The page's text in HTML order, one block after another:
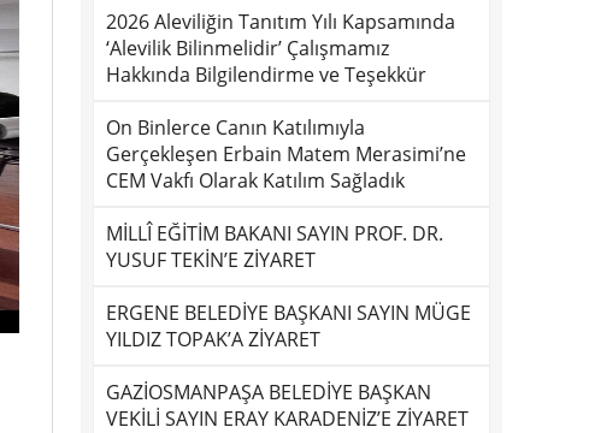
2026 Aleviliğin Tanıtım Yılı Kapsamında
‘Alevilik Bilinmelidir’ Çalışmamız
Hakkında Bilgilendirme ve Teşekkür
On Binlerce Canın Katılımıyla
Gerçekleşen Erbain Matem Merasimi’ne
CEM Vakfı Olarak Katılım Sağladık
MİLLÎ EĞİTİM BAKANI SAYIN PROF. DR.
YUSUF TEKİN’E ZİYARET
ERGENE BELEDİYE BAŞKANI SAYIN MÜGE
YILDIZ TOPAK’A ZİYARET
GAZİOSMANPAŞA BELEDİYE BAŞKAN
VEKİLİ SAYIN ERAY KARADENİZ’E ZİYARET